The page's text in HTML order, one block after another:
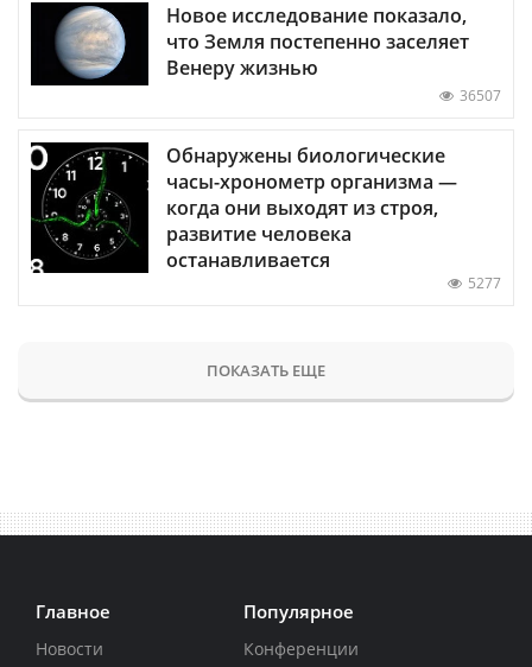
Новое исследование показало,
что Земля постепенно заселяет
Венеру жизнью
36507
Обнаружены биологические
часы-хронометр организма —
когда они выходят из строя,
развитие человека
останавливается
5277
ПОКАЗАТЬ ЕЩЕ
Главное
Новости
Популярное
Конференции